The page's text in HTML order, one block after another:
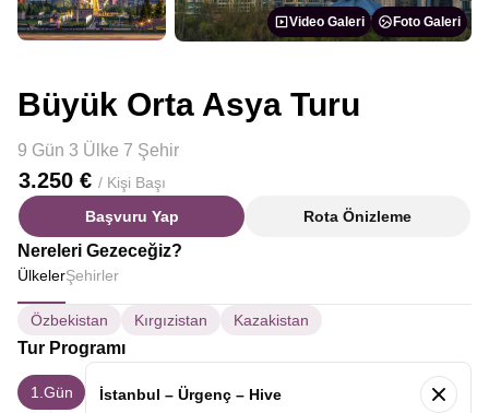
Video Galeri Foto Galeri
Büyük Orta Asya Turu
9 Gün 3 Ülke 7 Şehir
3.250 € / Kişi Başı
Başvuru Yap
Rota Önizleme
Nereleri Gezeceğiz?
ÜlkelerŞehirler
Özbekistan Kırgızistan Kazakistan
Tur Programı
1.Gün İstanbul – Ürgenç – Hive